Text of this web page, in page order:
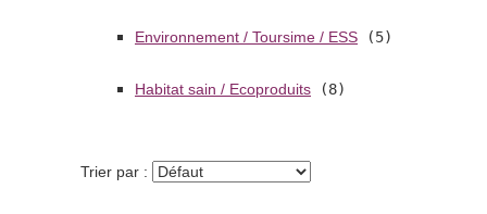
Environnement / Toursime / ESS (5)
Habitat sain / Ecoproduits (8)
Trier par :